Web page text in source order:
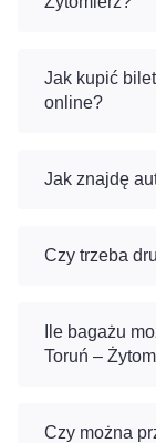
Jak kupić
online?
Jak znajdę
Czy trzeba
Ile bagażu
Toruń –
Czy można